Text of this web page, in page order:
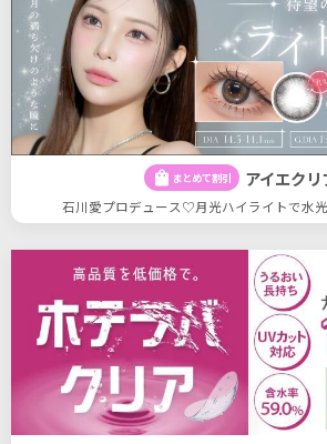
shopping_bag まとめて割引 アイエクリ
石川愛プロデュース♡月光ハイライトで水